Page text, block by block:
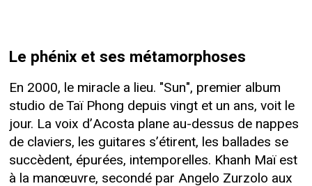
Le phénix et ses métamorphoses
En 2000, le miracle a lieu. "Sun", premier album
studio de Taï Phong depuis vingt et un ans, voit le
jour. La voix d’Acosta plane au-dessus de nappes
de claviers, les guitares s’étirent, les ballades se
succèdent, épurées, intemporelles. Khanh Maï est
à la manœuvre, secondé par Angelo Zurzolo aux